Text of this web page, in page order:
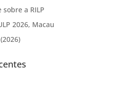
sobre a RILP
2026, Macau